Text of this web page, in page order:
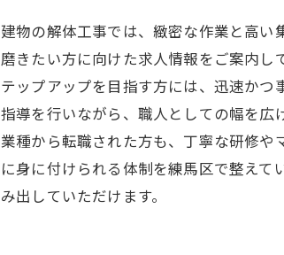
建物の解体工事では、緻密な作業と高
磨きたい方に向けた求人情報をご案内
テップアップを目指す方には、迅速か
指導を行いながら、職人としての幅を
業種から転職された方も、丁寧な研修
に身に付けられる体制を練馬区で整え
み出していただけます。